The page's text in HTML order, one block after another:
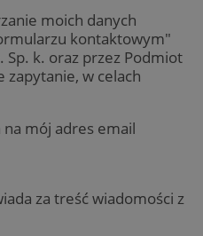
moich danych
kontaktowym"
Sp. k. oraz przez Podmiot
zapytanie, w celach
mój adres email
za treść wiadomości z